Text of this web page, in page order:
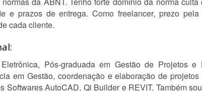
e prazos de entrega. Como freelancer, prezo
cada cliente.
Pós-graduada em Gestão de Projetos e
em Gestão, coordenação e elaboração de
Softwares AutoCAD, Qi Builder e REVIT. Também